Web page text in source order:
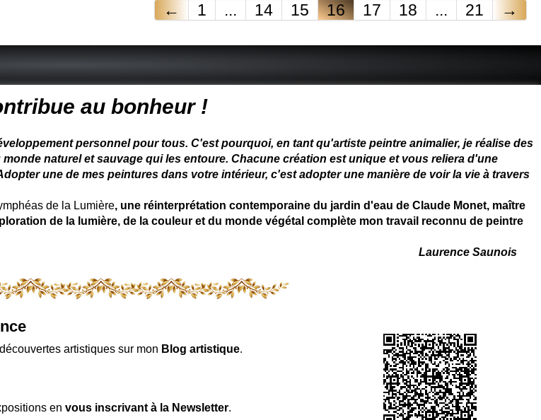
← 1 ... 14 15 16 17 18 ... 21 →
au bonheur !
personnel pour tous. C'est pourquoi, en tant qu'artiste peintre animalier, je réalise des
naturel et sauvage qui les entoure. Chacune création est unique et vous reliera d'une
une de mes peintures dans votre intérieur, c'est adopter une manière de voir la vie à travers
de la Lumière, une réinterprétation contemporaine du jardin d'eau de Claude Monet, maître
de la lumière, de la couleur et du monde végétal complète mon travail reconnu de peintre
Laurence Saunois
artistiques sur mon Blog artistique.
en vous inscrivant à la Newsletter.